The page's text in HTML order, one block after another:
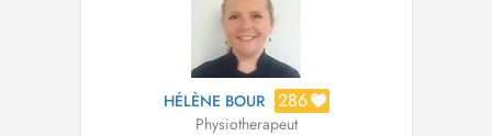
HÉLÈNE BOUR 286
Physiotherapeut